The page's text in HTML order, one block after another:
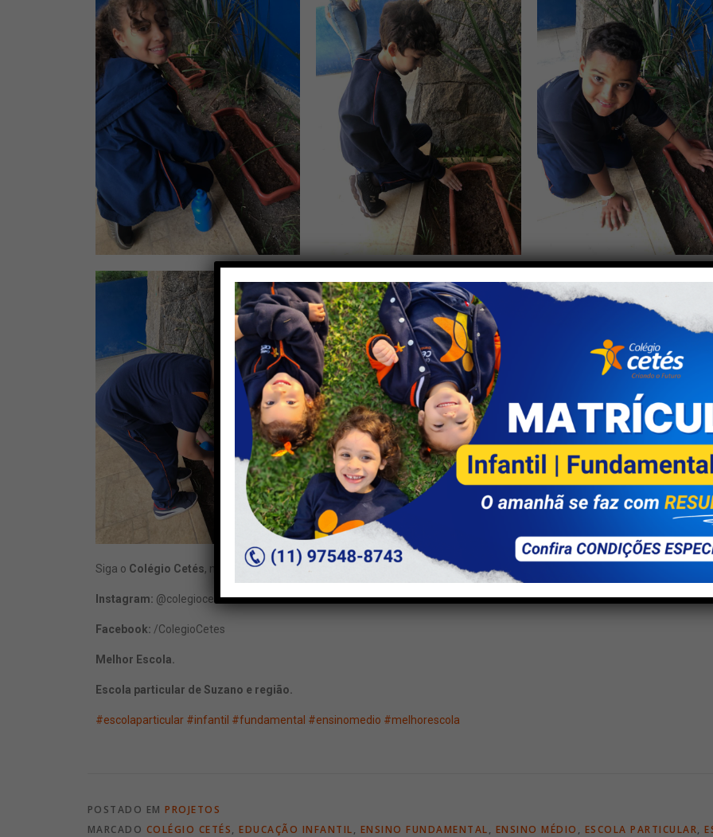
Siga o Colégio Cetés, nas redes sociais:
Instagram: @colegiocetes
Facebook: /ColegioCetes
Melhor Escola.
Escola particular de Suzano e região.
#escolaparticular #infantil #fundamental #ensinomedio #melhorescola
POSTADO EM PROJETOS
MARCADO COLÉGIO CETÉS, EDUCAÇÃO INFANTIL, ENSINO FUNDAMENTAL, ENSINO MÉDIO , ESCOLA PARTICULAR,